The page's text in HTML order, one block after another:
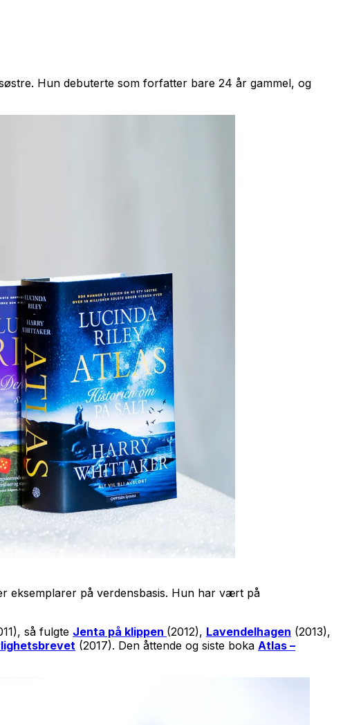
Hun debuterte som forfatter bare 24 år gammel, og
eksemplarer på verdensbasis. Hun har vært på
så fulgte Jenta på klippen (2012), Lavendelhagen (2013),
(2017). Den åttende og siste boka Atlas –